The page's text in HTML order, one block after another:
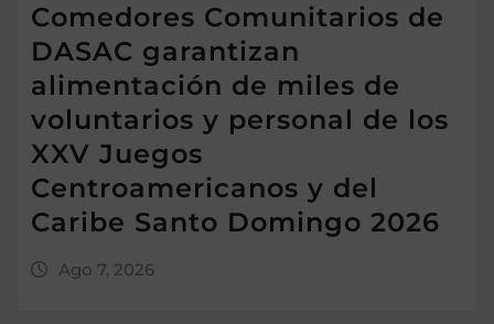
Comedores Comunitarios de
DASAC garantizan
alimentación de miles de
voluntarios y personal de los
XXV Juegos
Centroamericanos y del
Caribe Santo Domingo 2026
Ago 7, 2026